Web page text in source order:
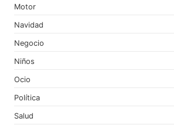
Motor
Navidad
Negocio
Niños
Ocio
Política
Salud